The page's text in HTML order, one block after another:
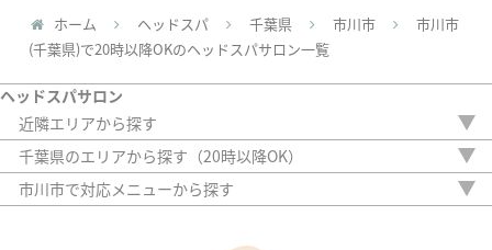
ホーム ヘッドスパ 千葉県 市川市
市川市
(千葉県)で20時以降OKのヘッドスパサロン一覧
ヘッドスパサロン
近隣エリアから探す
埼玉県
東京都
神奈川県
千葉県のエリアから探す（20時以降OK）
市川市
柏市
市川市で対応メニューから探す